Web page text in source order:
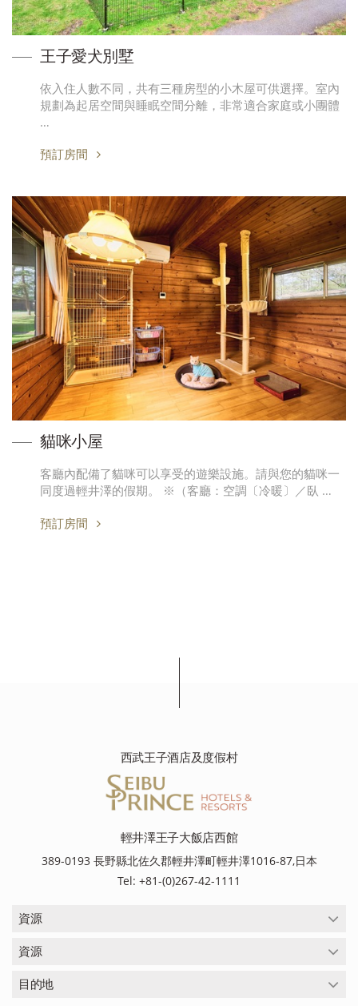
王子愛犬別墅
依入住人數不同，共有三種房型的小木屋可供選擇。室內
規劃為起居空間與睡眠空間分離，非常適合家庭或小團體
…
預訂房間
貓咪小屋
客廳內配備了貓咪可以享受的遊樂設施。請與您的貓咪一
同度過輕井澤的假期。 ※（客廳：空調〔冷暖〕／臥 …
預訂房間
西武王子酒店及度假村
輕井澤王子大飯店西館
389-0193 長野縣北佐久郡輕井澤町輕井澤1016-87,日本
Tel: +81-(0)267-42-1111
資源
資源
目的地